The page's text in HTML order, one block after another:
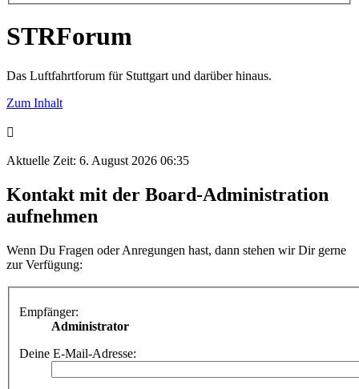
STRForum
Das Luftfahrtforum für Stuttgart und darüber hinaus.
Zum Inhalt
Aktuelle Zeit: 6. August 2026 06:35
Kontakt mit der Board-Administration
aufnehmen
Wenn Du Fragen oder Anregungen hast, dann stehen wir Dir gerne
zur Verfügung:
Empfänger:
Administrator
Deine E-Mail-Adresse: